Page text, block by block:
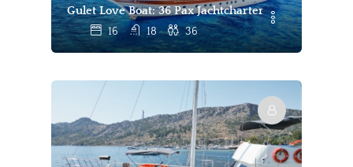
Gulet Love Boat: 36 Pax Jachtcharter Bodrum,
16 18 36